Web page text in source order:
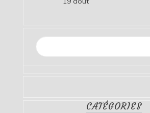
CATÉGORIES